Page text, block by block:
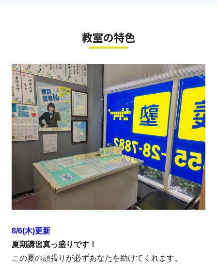
教室の特色
8/6(木)更新
夏期講習真っ盛りです！
この夏の頑張りが必ずあなたを助けてくれます。